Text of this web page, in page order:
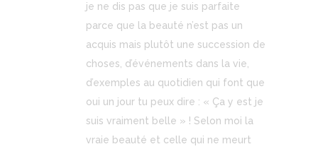
je ne dis pas que je suis parfaite
parce que la beauté n’est pas un
acquis mais plutôt une succession de
choses, d’événements dans la vie,
d’exemples au quotidien qui font que
oui un jour tu peux dire : « Ça y est je
suis vraiment belle » ! Selon moi la
vraie beauté et celle qui ne meurt